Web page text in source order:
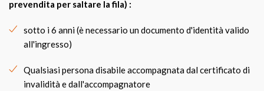
prevendita per saltare la fila) :
sotto i 6 anni (è necessario un documento d'identità valido
all'ingresso)
Qualsiasi persona disabile accompagnata dal certificato di
invalidità e dall'accompagnatore